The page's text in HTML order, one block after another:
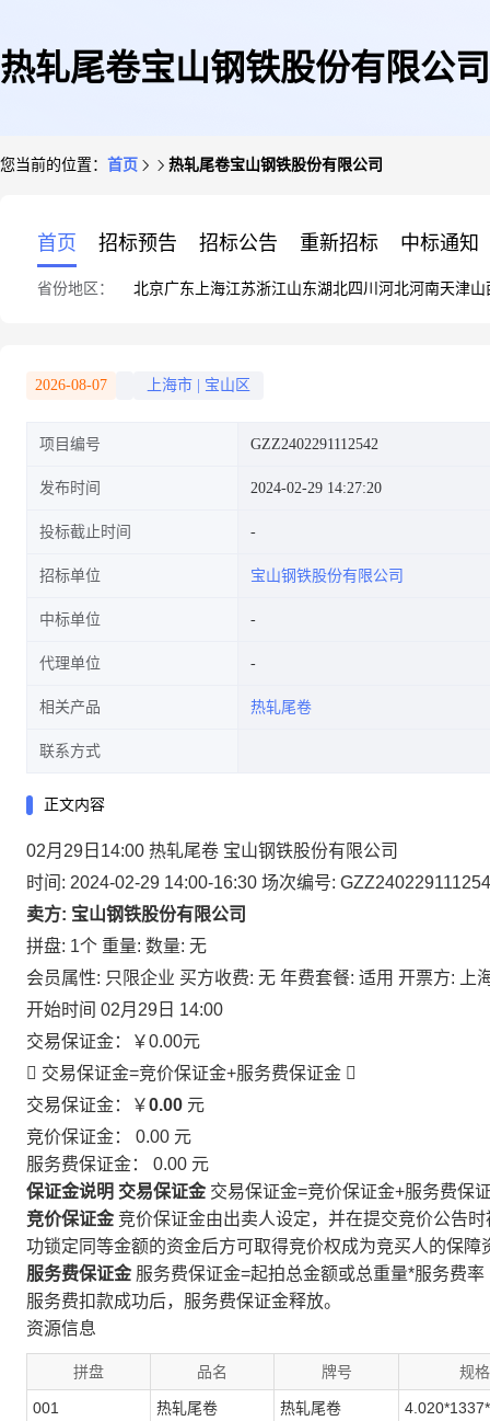
热轧尾卷宝山钢铁股份有限公司
您当前的位置： 首页 热轧尾卷宝山钢铁股份有限公司
首页 招标预告 招标公告 重新招标 中标通知
省份地区： 北京广东 上海江苏浙江山东湖北四川 河北河南天津山
2026-08-07 上海市 宝山区
项目编号 GZZ2402291112542
发布时间 2024-02-29 14:27:20
投标截止时间
招标单位 宝山钢铁股份有限公司
中标单位
代理单位
相关产品 热轧尾卷
联系方式
正文内容
02月29日14:00 热轧尾卷 宝山钢铁股份有限公司
时间: 2024-02-29 14:00-16:30 场次编号:
卖方: 宝山钢铁股份有限公司
拼盘: 1个 重量: 数量: 无
会员属性: 只限企业 买方收费: 无 年费套餐: 适用 开票方: 上
开始时间 02月29日 14:00
交易保证金：
￥0.00元
 交易保证金=竞价保证金+服务费保证金 
交易保证金：￥0.00 元
竞价保证金： 0.00 元
服务费保证金： 0.00 元
保证金说明 交易保证金 交易保证金=竞价保证金+服务费保
竞价保证金 竞价保证金由出卖人设定，并在提交竞价公告
功锁定同等金额的资金后方可取得竞价权成为竞买人的保障
服务费保证金 服务费保证金=起拍总金额或总重量*服务费率
服务费扣款成功后，服务费保证金释放。
资源信息
拼盘 品名 牌号 规格
001 热轧尾卷 热轧尾卷